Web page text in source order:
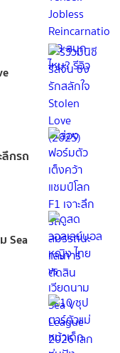
ลึกรถ
Sea